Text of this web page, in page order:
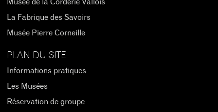
Musée de la Corderie Vallois
La Fabrique des Savoirs
Musée Pierre Corneille
PLAN DU SITE
Informations pratiques
Les Musées
Réservation de groupe